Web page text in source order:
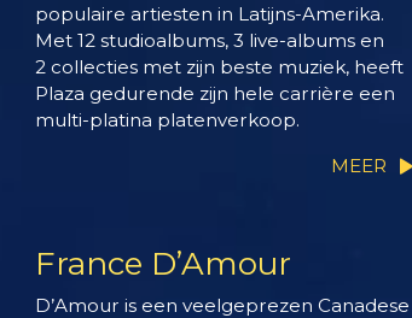
populaire artiesten in Latijns-Amerika.
Met 12 studioalbums, 3 live-albums en
2 collecties met zijn beste muziek, heeft
Plaza gedurende zijn hele carrière een
multi-platina platenverkoop.
MEER
France D’Amour
D’Amour is een veelgeprezen Canadese